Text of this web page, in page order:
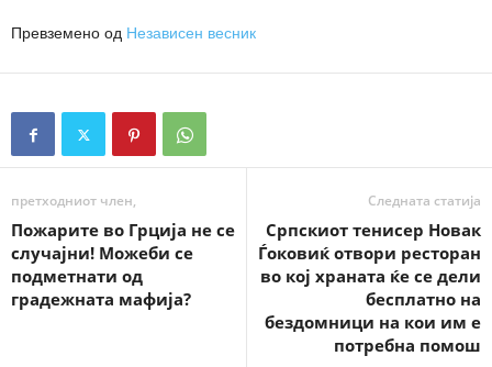
Превземено од Независен весник
претходниот член,
Пожарите во Грција не се
случајни! Можеби се
подметнати од
градежната мафија?
Следната статија
Српскиот тенисер Новак
Ѓоковиќ отвори ресторан
во кој храната ќе се дели
бесплатно на
бездомници на кои им е
потребна помош